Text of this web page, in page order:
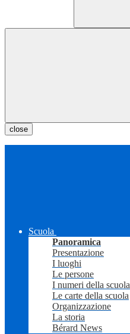
close
Scuola
Panoramica
Presentazione
I luoghi
Le persone
I numeri della scuola
Le carte della scuola
Organizzazione
La storia
Bérard News